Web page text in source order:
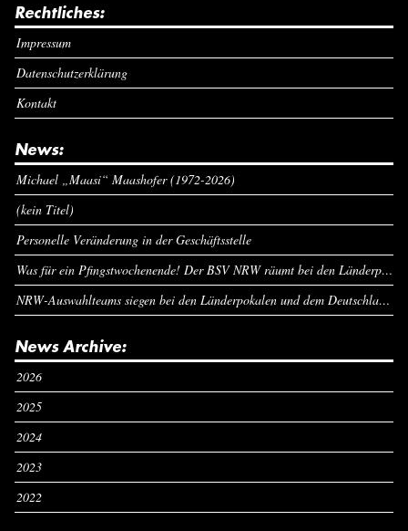
Rechtliches:
Impressum
Datenschutzerklärung
Kontakt
News:
Michael „Maasi“ Maashofer (1972-2026)
(kein Titel)
Personelle Veränderung in der Geschäftsstelle
Was für ein Pfingstwochenende! Der BSV NRW räumt bei den Länderpokalen ab
NRW-Auswahlteams siegen bei den Länderpokalen und dem Deutschlandcup an Pfingsten
News Archive:
2026
2025
2024
2023
2022